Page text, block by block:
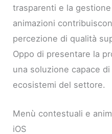
trasparenti e la
animazioni
percezione di qualità
Oppo di presentare la
una soluzione capace
ecosistemi del settore.
Menù contestuali e
iOS